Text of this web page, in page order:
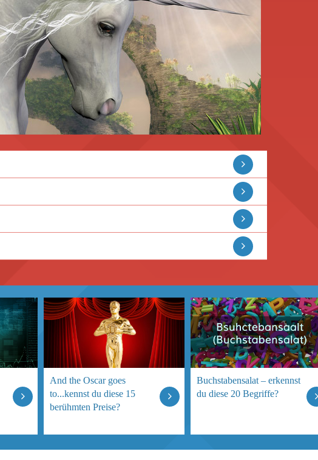
And the Oscar goes
to...kennst du diese 15
berühmten Preise?
Buchstabensalat – erkennst
du diese 20 Begriffe?